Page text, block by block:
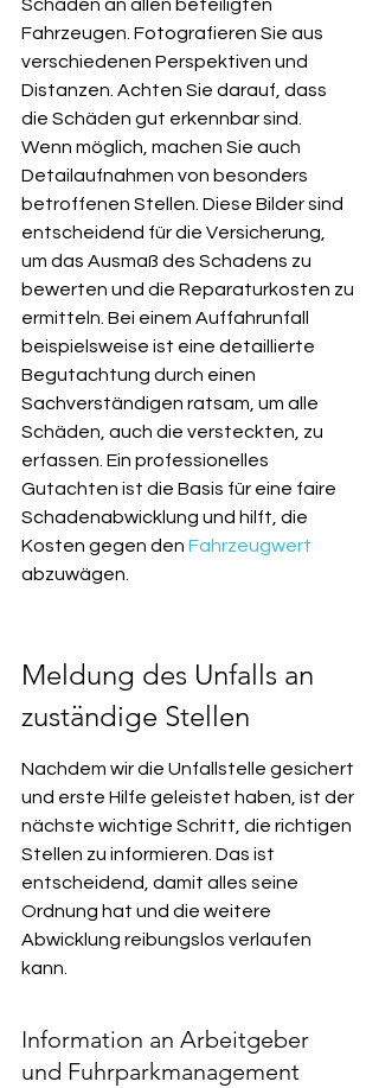
Schäden an allen beteiligten
Fahrzeugen. Fotografieren Sie aus
verschiedenen Perspektiven und
Distanzen. Achten Sie darauf, dass
die Schäden gut erkennbar sind.
Wenn möglich, machen Sie auch
Detailaufnahmen von besonders
betroffenen Stellen. Diese Bilder sind
entscheidend für die Versicherung,
um das Ausmaß des Schadens zu
bewerten und die Reparaturkosten zu
ermitteln. Bei einem Auffahrunfall
beispielsweise ist eine detaillierte
Begutachtung durch einen
Sachverständigen ratsam, um alle
Schäden, auch die versteckten, zu
erfassen. Ein professionelles
Gutachten ist die Basis für eine faire
Schadenabwicklung und hilft, die
Kosten gegen den Fahrzeugwert
abzuwägen.
Meldung des Unfalls an
zuständige Stellen
Nachdem wir die Unfallstelle gesichert
und erste Hilfe geleistet haben, ist der
nächste wichtige Schritt, die richtigen
Stellen zu informieren. Das ist
entscheidend, damit alles seine
Ordnung hat und die weitere
Abwicklung reibungslos verlaufen
kann.
Information an Arbeitgeber
und Fuhrparkmanagement